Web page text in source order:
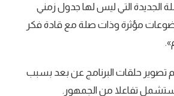
الجديدة التي ليس لها جدول زمني
مؤثرة وذات صلة مع قادة فكر
تصوير حلقات البرنامج عن بعد بسبب
ستشمل تفاعلا من الجمهور.